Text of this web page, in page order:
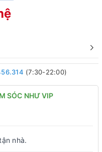
(7:30-22:00)
SÓC NHƯ VIP
nhà.